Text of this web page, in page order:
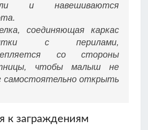
и навешиваются
соединяющая каркас
с перилами,
со стороны
чтобы малыш не
самостоятельно открыть
к заграждениям